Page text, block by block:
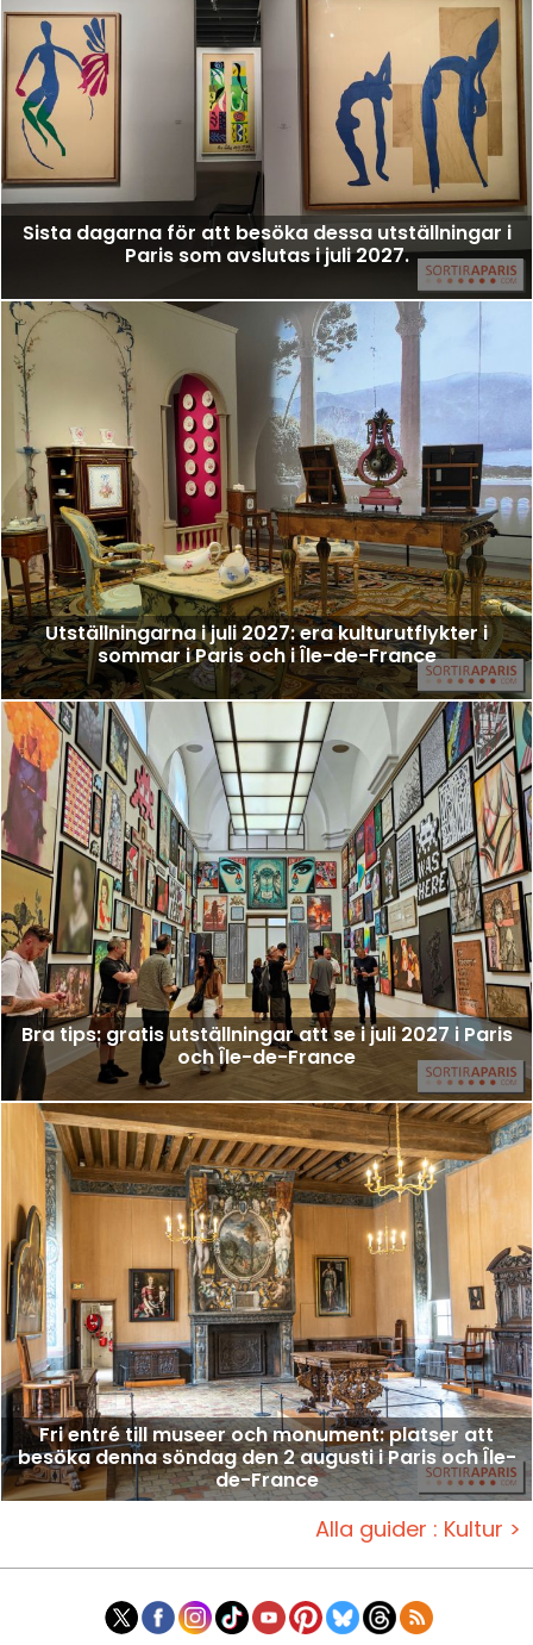
Sista dagarna för att besöka dessa utställningar i
Paris som avslutas i juli 2027.
Utställningarna i juli 2027: era kulturutflykter i
sommar i Paris och i Île-de-France
Bra tips: gratis utställningar att se i juli 2027 i Paris
och Île-de-France
Fri entré till museer och monument: platser att
besöka denna söndag den 2 augusti i Paris och Île-
de-France
Alla guider : Kultur >